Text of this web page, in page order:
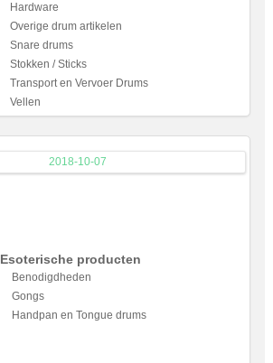
Hardware
Overige drum artikelen
Snare drums
Stokken / Sticks
Transport en Vervoer Drums
Vellen
Esoterische producten
Benodigdheden
Gongs
Handpan en Tongue drums